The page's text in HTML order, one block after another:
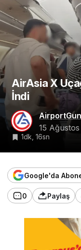
AirAsia X
İndi
15
1dk, 16sn
Google'da
0 Paylaş